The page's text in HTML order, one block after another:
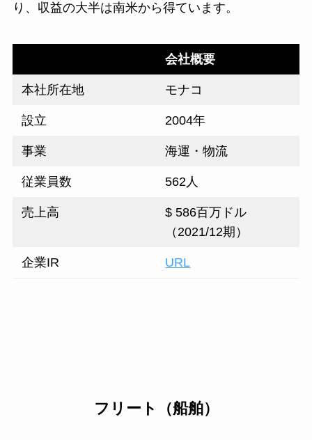
り、収益の大半は南米から得ています。
会社概要
本社所在地 モナコ
設立 2004年
事業 海運・物流
従業員数 562人
売上高
$ 586百万ドル
（2021/12期）
企業IR URL
フリート（船舶）